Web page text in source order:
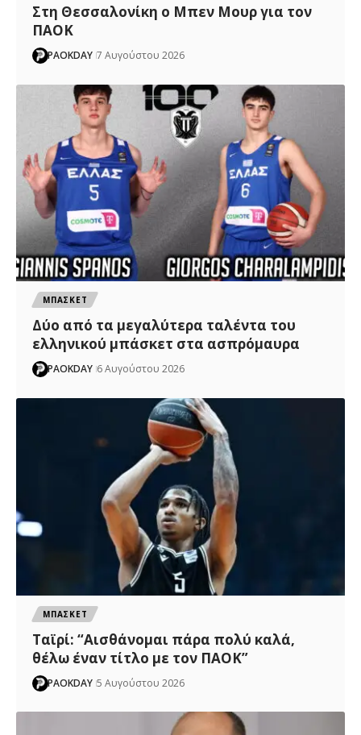
Στη Θεσσαλονίκη ο Μπεν Μουρ για τον
ΠΑΟΚ
PAOKDAY 7 Αυγούστου 2026
ΜΠΑΣΚΕΤ
Δύο από τα μεγαλύτερα ταλέντα του
ελληνικού μπάσκετ στα ασπρόμαυρα
PAOKDAY 6 Αυγούστου 2026
ΜΠΑΣΚΕΤ
Ταϊρί: “Αισθάνομαι πάρα πολύ καλά,
θέλω έναν τίτλο με τον ΠΑΟΚ”
PAOKDAY 5 Αυγούστου 2026